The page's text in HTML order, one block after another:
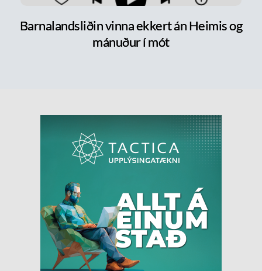
Barnalandsliðin vinna ekkert án Heimis og
mánuður í mót